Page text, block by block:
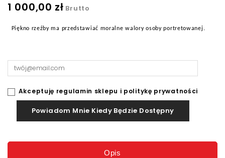
1 000,00 zł Brutto
Piękno rzeźby ma przedstawiać moralne walory osoby portretowanej.
Akceptuję regulamin sklepu i politykę prywatności
Powiadom Mnie Kiedy Będzie Dostępny
Opis